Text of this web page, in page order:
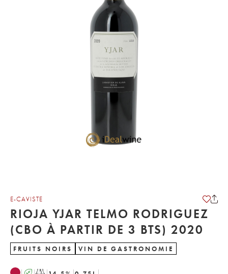
E-CAVISTE
RIOJA YJAR TELMO RODRIGUEZ
(CBO À PARTIR DE 3 BTS) 2020
FRUITS NOIRS VIN DE GASTRONOMIE